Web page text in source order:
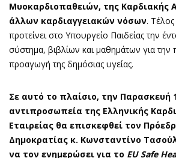
Μυοκαρδιοπαθειών, της Καρδιακής
άλλων καρδιαγγειακών νόσων. Τέλος
προτείνει στο Υπουργείο Παιδείας την
σύστημα, βιβλίων και μαθημάτων για την
προαγωγή της δημόσιας υγείας.
Σε αυτό το πλαίσιο, την Παρασκευή
αντιπροσωπεία της Ελληνικής
Εταιρείας θα επισκεφθεί τον
Δημοκρατίας κ. Κωνσταντίνο
να τον ενημερώσει για το EU Safe